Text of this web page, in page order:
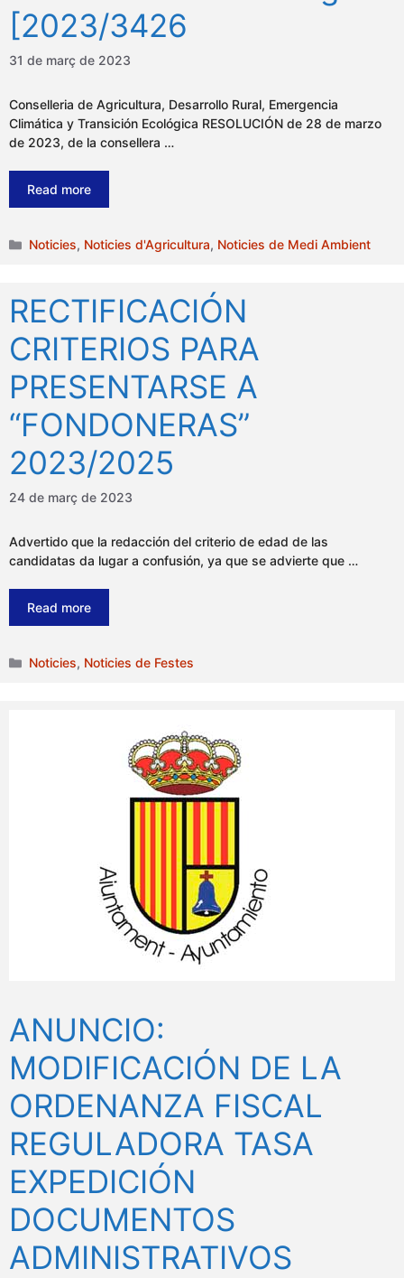
[2023/3426
31 de març de 2023
Conselleria de Agricultura, Desarrollo Rural, Emergencia
Climática y Transición Ecológica RESOLUCIÓN de 28 de marzo
de 2023, de la consellera …
Read more
Categories
Noticies, Noticies d'Agricultura, Noticies de Medi Ambient
RECTIFICACIÓN
CRITERIOS PARA
PRESENTARSE A
“FONDONERAS”
2023/2025
24 de març de 2023
Advertido que la redacción del criterio de edad de las
candidatas da lugar a confusión, ya que se advierte que …
Read more
Categories
Noticies, Noticies de Festes
ANUNCIO:
MODIFICACIÓN DE LA
ORDENANZA FISCAL
REGULADORA TASA
EXPEDICIÓN
DOCUMENTOS
ADMINISTRATIVOS